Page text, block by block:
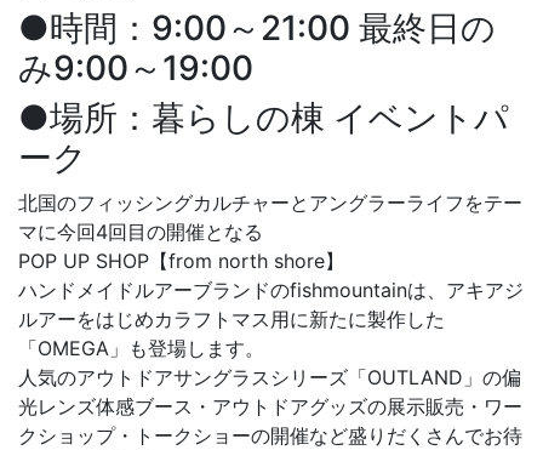
●時間：9:00～21:00 最終日の
み9:00～19:00
●場所：暮らしの棟 イベントパ
ーク
北国のフィッシングカルチャーとアングラーライフをテー
マに今回4回⽬の開催となる
POP UP SHOP【from north shore】
ハンドメイドルアーブランドのfishmountainは、アキアジ
ルアーをはじめカラフトマス⽤に新たに製作した
「OMEGA」も登場します。
⼈気のアウトドアサングラスシリーズ「OUTLAND」の偏
光レンズ体感ブース・アウトドアグッズの展⽰販売・ワー
クショップ・トークショーの開催など盛りだくさんでお待